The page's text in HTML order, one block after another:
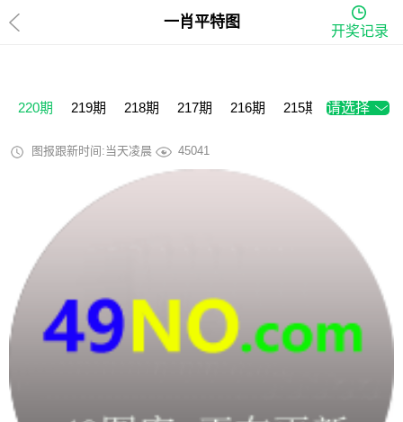
一肖平特图
开奖记录
220期 219期 218期 217期 216期 215期 214期
请选择
图报跟新时间:当天凌晨 45041